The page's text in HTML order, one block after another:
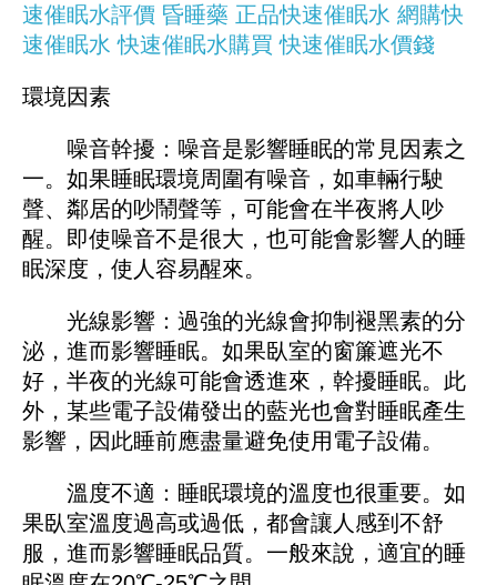
速催眠水評價 昏睡藥 正品快速催眠水 網購快
速催眠水 快速催眠水購買 快速催眠水價錢
環境因素
噪音幹擾：噪音是影響睡眠的常見因素之
一。如果睡眠環境周圍有噪音，如車輛行駛
聲、鄰居的吵鬧聲等，可能會在半夜將人吵
醒。即使噪音不是很大，也可能會影響人的睡
眠深度，使人容易醒來。
光線影響：過強的光線會抑制褪黑素的分
泌，進而影響睡眠。如果臥室的窗簾遮光不
好，半夜的光線可能會透進來，幹擾睡眠。此
外，某些電子設備發出的藍光也會對睡眠產生
影響，因此睡前應盡量避免使用電子設備。
溫度不適：睡眠環境的溫度也很重要。如
果臥室溫度過高或過低，都會讓人感到不舒
服，進而影響睡眠品質。一般來說，適宜的睡